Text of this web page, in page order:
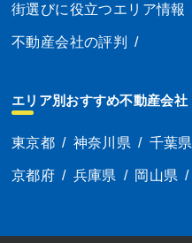
街選びに役立つエリア情報
不動産会社の評判 /
エリア別おすすめ不動産会社
東京都 / 神奈川県 / 千葉県
京都府 / 兵庫県 / 岡山県 /